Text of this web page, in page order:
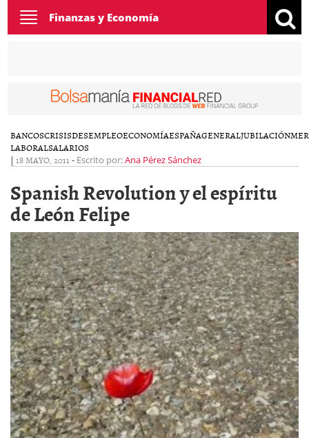
Toggle
navigation
Finanzas y Economía
BANCOSCRISISDESEMPLEOECONOMÍAESPAÑAGENERALJUBILACIÓN
LABORALSALARIOS
| 18 MAYO, 2011 - Escrito por:Ana Pérez Sánchez
Spanish Revolution y el espíritu
de León Felipe